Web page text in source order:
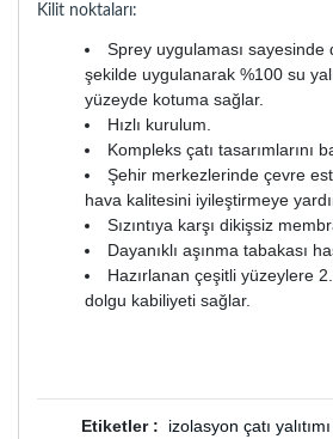
Kilit noktaları:
Sprey uygulaması sayesinde
şekilde uygulanarak %100 su
yüzeyde kotuma sağlar.
Hızlı kurulum.
Kompleks çatı tasarımlarını
Şehir merkezlerinde çevre
hava kalitesini iyileştirmeye
Sızıntıya karşı dikişsiz
Dayanıklı aşınma tabakası
Hazırlanan çeşitli yüzeylere
dolgu kabiliyeti sağlar.
Etiketler : izolasyon çatı yalıtımı